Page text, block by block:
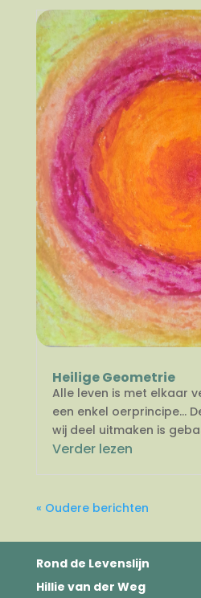
Heilige Geometrie
Alle leven is met elkaar
een enkel oerprincipe…
wij deel uitmaken is
Verder lezen
« Oudere berichten
Rond de Levenslijn
Hillie van der Weg